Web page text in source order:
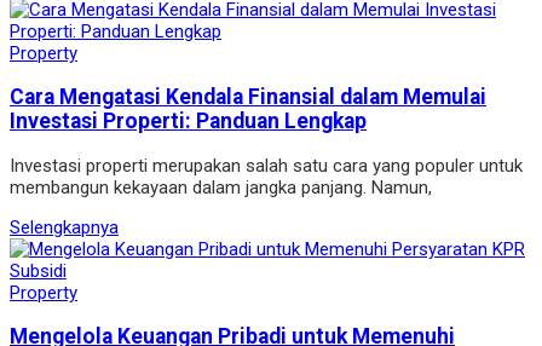
Property
Cara Mengatasi Kendala Finansial dalam Memulai
Investasi Properti: Panduan Lengkap
Investasi properti merupakan salah satu cara yang populer untuk
membangun kekayaan dalam jangka panjang. Namun,
Selengkapnya
Property
Mengelola Keuangan Pribadi untuk Memenuhi